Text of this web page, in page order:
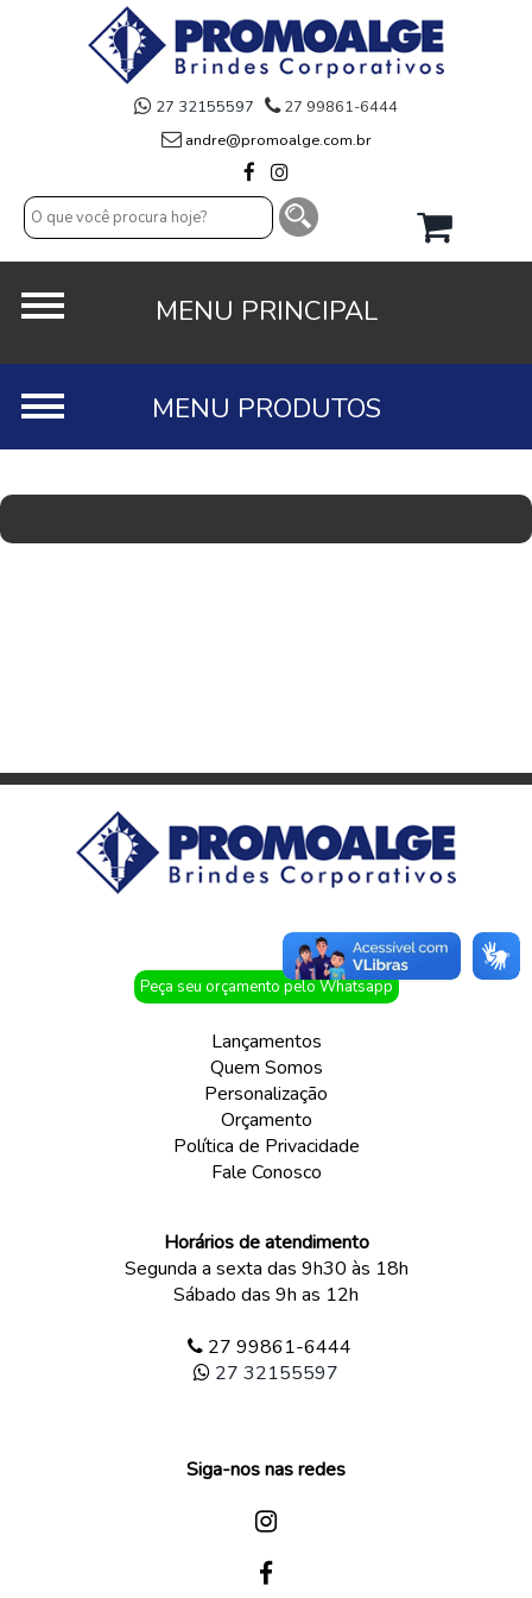
27 32155597
27 99861-6444
andre@promoalge.com.br
Peça seu orçamento pelo Whatsapp
Lançamentos
Quem Somos
Personalização
Orçamento
Política de Privacidade
Fale Conosco
Horários de atendimento
Segunda a sexta das 9h30 às 18h
Sábado das 9h as 12h
27 99861-6444
27 32155597
Siga-nos nas redes